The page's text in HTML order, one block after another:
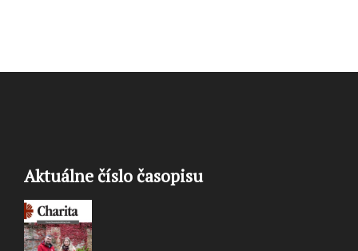
Aktuálne číslo časopisu